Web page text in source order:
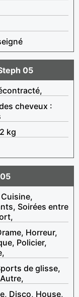
05
cheveux :
kg
Soirées entre
Horreur,
Policier,
de glisse,
Disco, House,